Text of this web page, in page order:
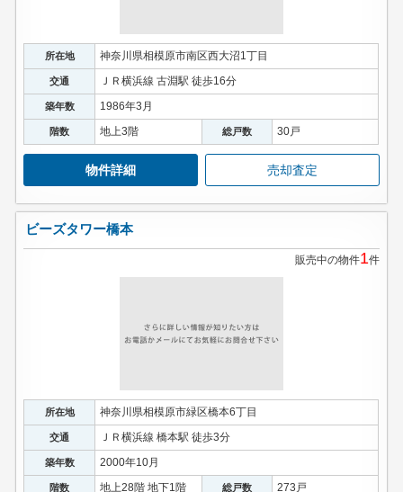
所在地 神奈川県相模原市南区西大沼1丁目
交通 ＪＲ横浜線 古淵駅 徒歩16分
築年数 1986年3月
階数 地上3階 総戸数 30戸
物件詳細 売却査定
ビーズタワー橋本
販売中の物件1件
所在地 神奈川県相模原市緑区橋本6丁目
交通 ＪＲ横浜線 橋本駅 徒歩3分
築年数 2000年10月
階数 地上28階 地下1階 総戸数 273戸